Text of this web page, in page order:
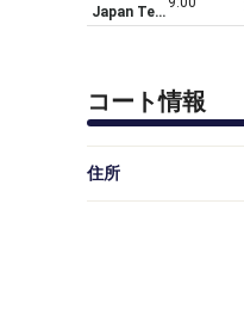
Japan Tennis Players Production
コート情報
住所